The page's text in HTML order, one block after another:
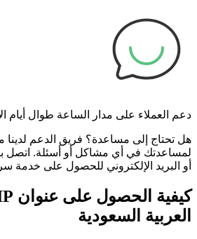
دعم العملاء على مدار الساعة طوال أيام
هل تحتاج إلى مساعدة؟ فريق الدعم لدينا
لمساعدتك في أي مشاكل أو أسئلة. اتصل
أو البريد الإلكتروني للحصول على خدمة
العربية السعودية